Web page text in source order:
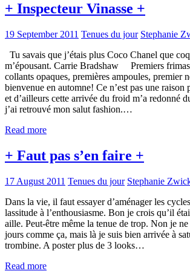
+ Inspecteur Vinasse +
19 September 2011 Tenues du jour Stephanie
Tu savais que j’étais plus Coco Chanel que
m’épousant. Carrie Bradshaw Premiers
collants opaques, premières ampoules, premier
bienvenue en automne! Ce n’est pas une raison
et d’ailleurs cette arrivée du froid m’a redonné
j’ai retrouvé mon salut fashion.…
Read more
+ Faut pas s’en faire +
17 August 2011 Tenues du jour Stephanie
Dans la vie, il faut essayer d’aménager les
lassitude à l’enthousiasme. Bon je crois qu’il
aille. Peut-être même la tenue de trop. Non je
jours comme ça, mais là je suis bien arrivée à
trombine. A poster plus de 3 looks…
Read more